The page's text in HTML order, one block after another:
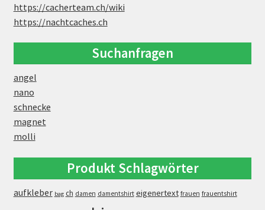
https://cacherteam.ch/wiki
https://nachtcaches.ch
Suchanfragen
angel
nano
schnecke
magnet
molli
Produkt Schlagwörter
aufkleber bag ch damen damentshirt eigenertext frauen frauentshirt